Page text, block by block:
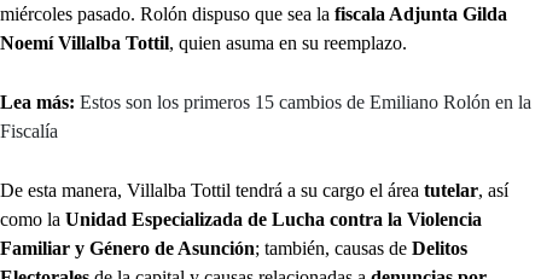
miércoles pasado. Rolón dispuso que sea la fiscala Adjunta Gilda
Noemí Villalba Tottil, quien asuma en su reemplazo.
Lea más: Estos son los primeros 15 cambios de Emiliano Rolón en la
Fiscalía
De esta manera, Villalba Tottil tendrá a su cargo el área tutelar, así
como la Unidad Especializada de Lucha contra la Violencia
Familiar y Género de Asunción; también, causas de Delitos